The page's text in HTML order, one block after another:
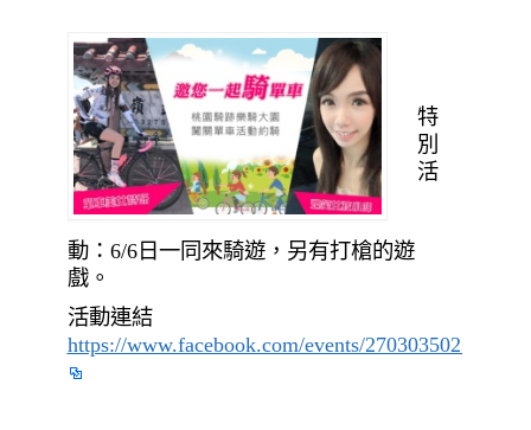
特
別
活
動：6/6日一同來騎遊，另有打槍的遊
戲。
活動連結
https://www.facebook.com/events/